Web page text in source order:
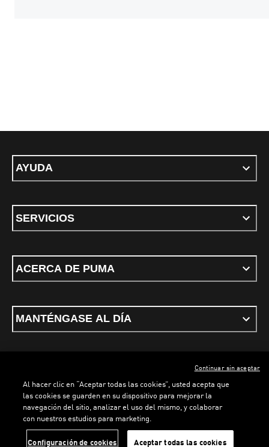
AYUDA
SERVICIOS
ACERCA DE PUMA
MANTÉNGASE AL DÍA
Términos y condicionesPolítica de Privacidad
ESPAÑOL
PUMA, 2026. Todos los derechos reservados
Al hacer clic en “Aceptar todas las cookies”, usted acepta que
las cookies se guarden en su dispositivo para mejorar la
navegación del sitio, analizar el uso del mismo, y colaborar
con nuestros estudios para marketing.
Configuración de cookies Aceptar todas las cookies
Continuar sin aceptar